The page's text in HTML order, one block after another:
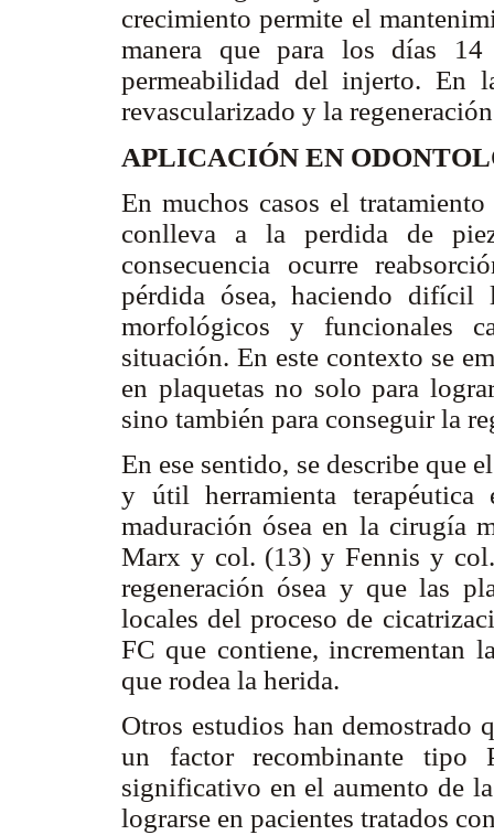
crecimiento permite el
manera que para los días
permeabilidad del injerto. En
revascularizado y la
APLICACIÓN EN
En muchos casos el
conlleva a la perdida de
consecuencia ocurre
pérdida ósea, haciendo difícil
morfológicos y funcionales
situación. En este contexto se
en plaquetas no solo para
sino también para conseguir la
En ese sentido, se describe que
y útil herramienta
maduración ósea en la cirugía
Marx y col. (13) y Fennis y
regeneración ósea y que las
locales del proceso de
FC que contiene, incrementan
que rodea la herida.
Otros estudios han demostrado
un factor recombinante tipo
significativo en el aumento de
lograrse en pacientes tratados